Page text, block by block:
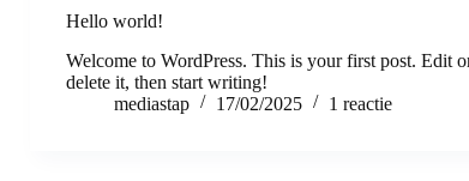
Hello world!
Welcome to WordPress. This is your first post. Edit
delete it, then start writing!
mediastap
17/02/2025 1 reactie